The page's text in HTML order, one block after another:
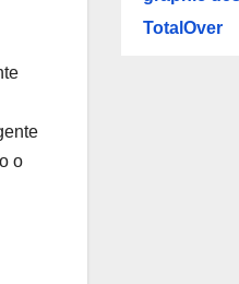
o
TotalOver